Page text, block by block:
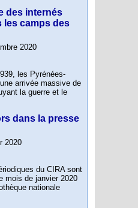
des internés
les camps des
2020
les Pyrénées-
arrivée massive de
la guerre et le
dans la presse
2020
du CIRA sont
mois de janvier 2020
nationale